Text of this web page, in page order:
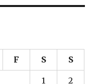
F S S
1 2